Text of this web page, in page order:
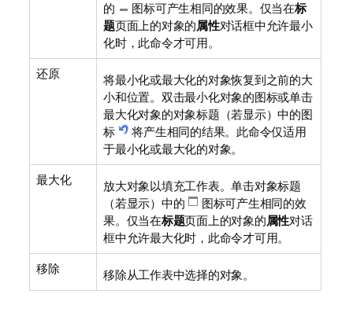
的
图标可产生相同的效果。仅当在标
题页面上的对象的属性对话框中允许最小
化时，此命令才可用。
还原
将最小化或最大化的对象恢复到之前的大
小和位置。双击最小化对象的图标或单击
最大化对象的对象标题（若显示）中的图
标
将产生相同的结果。此命令仅适用
于最小化或最大化的对象。
最大化
放大对象以填充工作表。单击对象标题
（若显示）中的
图标可产生相同的效
果。仅当在标题页面上的对象的属性对话
框中允许最大化时，此命令才可用。
移除 移除从工作表中选择的对象。